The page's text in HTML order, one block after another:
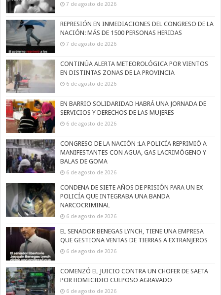
7 de agosto de 2026
REPRESIÓN EN INMEDIACIONES DEL CONGRESO DE LA
NACIÓN: MÁS DE 1500 PERSONAS HERIDAS
7 de agosto de 2026
CONTINÚA ALERTA METEOROLÓGICA POR VIENTOS
EN DISTINTAS ZONAS DE LA PROVINCIA
6 de agosto de 2026
EN BARRIO SOLIDARIDAD HABRÁ UNA JORNADA DE
SERVICIOS Y DERECHOS DE LAS MUJERES
6 de agosto de 2026
CONGRESO DE LA NACIÓN :LA POLICÍA REPRIMIÓ A
MANIFESTANTES CON AGUA, GAS LACRIMÓGENO Y
BALAS DE GOMA
6 de agosto de 2026
CONDENA DE SIETE AÑOS DE PRISIÓN PARA UN EX
POLICÍA QUE INTEGRABA UNA BANDA
NARCOCRIMINAL
6 de agosto de 2026
EL SENADOR BENEGAS LYNCH, TIENE UNA EMPRESA
QUE GESTIONA VENTAS DE TIERRAS A EXTRANJEROS
6 de agosto de 2026
COMENZÓ EL JUICIO CONTRA UN CHOFER DE SAETA
POR HOMICIDIO CULPOSO AGRAVADO
6 de agosto de 2026